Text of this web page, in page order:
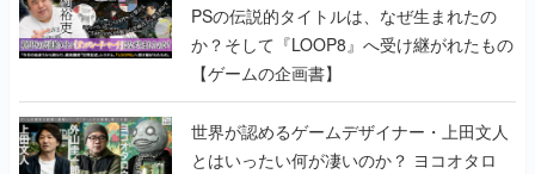
PSの伝説的タイトルは、なぜ生まれたの
か？そして『LOOP8』へ受け継がれたもの
【ゲームの企画書】
世界が認めるゲームデザイナー・上田文人
とはいったい何が凄いのか？ ヨコオタロ